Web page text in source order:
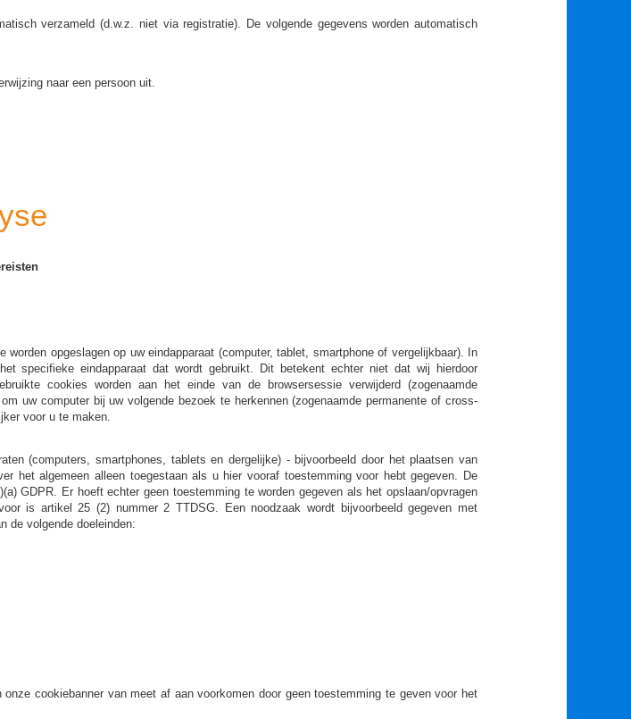
verzameld (d.w.z. niet via registratie). De volgende gegevens worden automatisch
naar een persoon uit.
opgeslagen op uw eindapparaat (computer, tablet, smartphone of vergelijkbaar). In
specifieke eindapparaat dat wordt gebruikt. Dit betekent echter niet dat wij hierdoor
cookies worden aan het einde van de browsersessie verwijderd (zogenaamde
uw computer bij uw volgende bezoek te herkennen (zogenaamde permanente of cross-
voor u te maken.
(computers, smartphones, tablets en dergelijke) - bijvoorbeeld door het plaatsen van
het algemeen alleen toegestaan als u hier vooraf toestemming voor hebt gegeven. De
GDPR. Er hoeft echter geen toestemming te worden gegeven als het opslaan/opvragen
is artikel 25 (2) nummer 2 TTDSG. Een noodzaak wordt bijvoorbeeld gegeven met
de volgende doeleinden:
cookiebanner van meet af aan voorkomen door geen toestemming te geven voor het